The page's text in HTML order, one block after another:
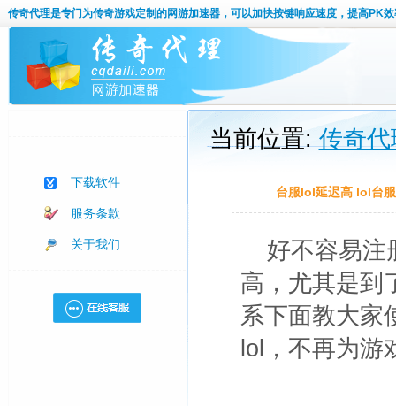
传奇代理是专门为传奇游戏定制的网游加速器，可以加快按键响应速度，提高PK效
下载软件
服务条款
关于我们
当前位置:传奇代
台服lol延迟高 lol台
好不容易注
高，尤其是到
系下面教大家
lol，不再为游